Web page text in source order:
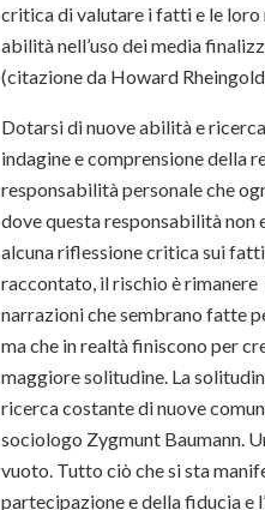
critica di valutare i fatti e le loro
abilità nell’uso dei media
(citazione da Howard
Dotarsi di nuove abilità e
indagine e comprensione della
responsabilità personale che
dove questa responsabilità non
alcuna riflessione critica sui fatti
raccontato, il rischio è
narrazioni che sembrano fatte
ma che in realtà finiscono per
maggiore solitudine. La
ricerca costante di nuove
sociologo Zygmunt Baumann.
vuoto. Tutto ciò che si sta
partecipazione e della fiducia e